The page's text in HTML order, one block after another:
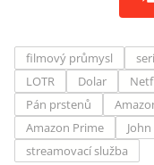
filmový průmysl
LOTR
Dolar
Pán prstenů
Amazon Prime
streamovací služba